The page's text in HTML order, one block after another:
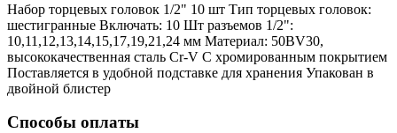
Набор торцевых головок 1/2" 10 шт Тип торцевых головок:
шестигранные Включать: 10 Шт разъемов 1/2":
10,11,12,13,14,15,17,19,21,24 мм Материал: 50BV30,
высококачественная сталь Cr-V С хромированным покрытием
Поставляется в удобной подставке для хранения Упакован в
двойной блистер
Способы оплаты